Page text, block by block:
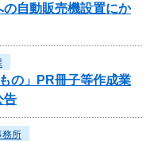
自動販売機設置にか
の」PR冊子等作成業
告
務所